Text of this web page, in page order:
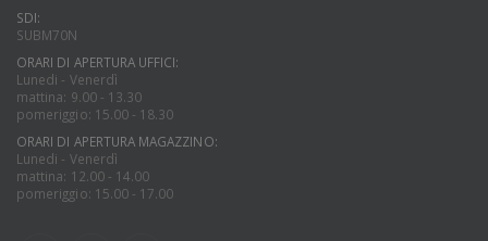
SDI:
SUBM70N
ORARI DI APERTURA UFFICI:
Lunedi - Venerdì
mattina: 9.00 - 13.30
pomeriggio: 15.00 - 18.30
ORARI DI APERTURA MAGAZZINO:
Lunedi - Venerdì
mattina: 12.00 - 14.00
pomeriggio: 15.00 - 17.00